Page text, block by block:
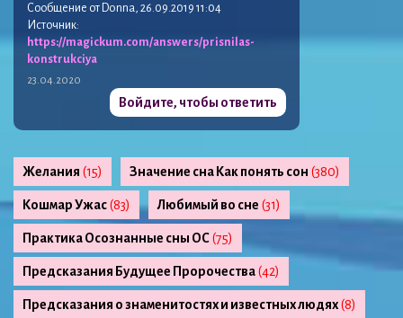
Сообщение от Donna, 26.09.2019 11:04
Источник:
https://magickum.com/answers/prisnilas-
konstrukciya
23.04.2020
Войдите, чтобы ответить
Желания (15) Значение сна Как понять сон (380)
Кошмар Ужас(83) Любимый во сне (31)
Практика Осознанные сны ОС(75)
Предсказания Будущее Пророчества(42)
Предсказания о знаменитостях и известных людях(8)